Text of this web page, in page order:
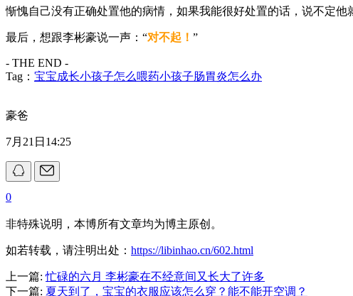
惭愧自己没有正确处置他的病情，如果我能很好处置的话，说不定他
最后，想跟李彬豪说一声：“对不起！ ”
- THE END -
Tag： 宝宝成长小孩子怎么喂药小孩子肠胃炎怎么办
豪爸
7月21日14:25
0
非特殊说明，本博所有文章均为博主原创。
如若转载，请注明出处： https://libinhao.cn/602.html
上一篇: 忙碌的六月 李彬豪在不经意间又长大了许多
下一篇: 夏天到了，宝宝的衣服应该怎么穿？能不能开空调？